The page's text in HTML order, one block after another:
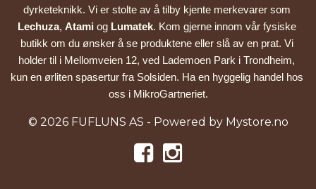
Lechuza, Atami og Lumatek. Kom gjerne innom vår fysiske
butikk om du ønsker å se produktene eller slå av en prat. Vi
holder til i Mellomveien 12, ved Lademoen Park i Trondheim,
kun en ørliten spasertur fra Solsiden. Ha en hyggelig handel hos
oss i MikroGartneriet.
© 2026 FUFLUNS AS - Powered by Mystore.no